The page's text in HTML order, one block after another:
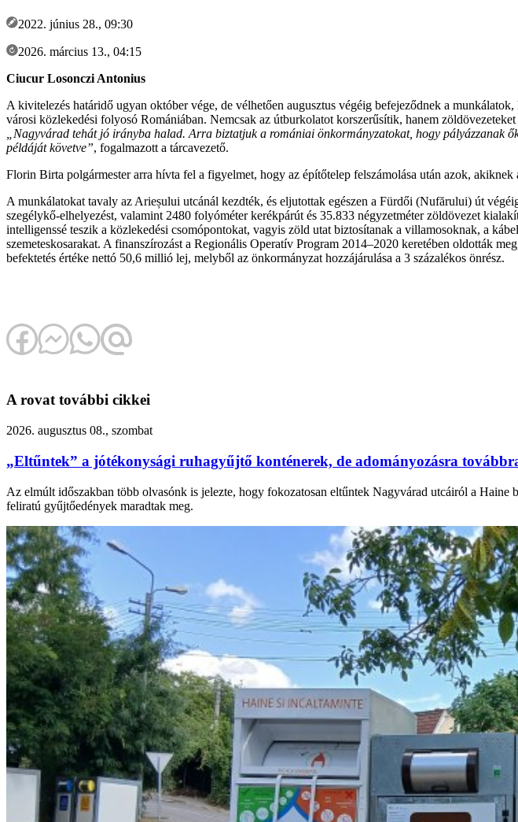
2022. június 28., 09:30
2026. március 13., 04:15
Ciucur Losonczi Antonius
A kivitelezés határidő ugyan október vége, de vélhetően augusztus végéig befejeződnek a
városi közlekedési folyosó Romániában. Nemcsak az útburkolatot korszerűsítik, hanem
„Nagyvárad tehát jó irányba halad. Arra biztatjuk a romániai önkormányzatokat, hogy
példáját követve”, fogalmazott a tárcavezető.
Florin Birta polgármester arra hívta fel a figyelmet, hogy az építőtelep felszámolása után azok,
A munkálatokat tavaly az Arieșului utcánál kezdték, és eljutottak egészen a Fürdői (Nufărului) út
szegélykő-elhelyezést, valamint 2480 folyóméter kerékpárút és 35.833 négyzetméter zöldövezet
intelligenssé teszik a közlekedési csomópontokat, vagyis zöld utat biztosítanak a villamosoknak, a
szemeteskosarakat. A finanszírozást a Regionális Operatív Program 2014–2020 keretében oldották
befektetés értéke nettó 50,6 millió lej, melyből az önkormányzat hozzájárulása a 3 százalékos önrész.
A rovat további cikkei
2026. augusztus 08., szombat
„Eltűntek” a jótékonysági ruhagyűjtő konténerek, de adományozásra
Az elmúlt időszakban több olvasónk is jelezte, hogy fokozatosan eltűntek Nagyvárad utcáiról a
feliratú gyűjtőedények maradtak meg.